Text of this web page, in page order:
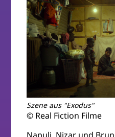
Szene aus "Exodus"
© Real Fiction Filme